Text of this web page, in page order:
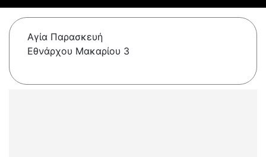
Αγία Παρασκευή
Εθνάρχου Μακαρίου 3